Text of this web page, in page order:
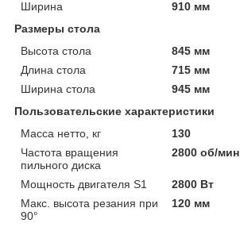
Ширина
910 мм
Размеры стола
Высота стола
845 мм
Длина стола
715 мм
Ширина стола
945 мм
Пользовательские характеристики
Масса нетто, кг
130
Частота вращения
пильного диска
2800 об/мин
Мощность двигателя S1
2800 Вт
Макс. высота резания при
90°
120 мм